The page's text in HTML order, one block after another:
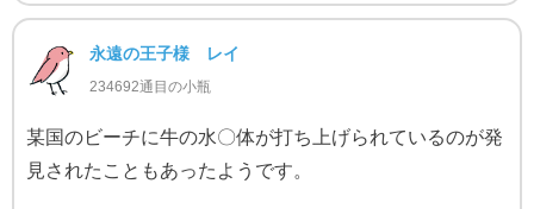
永遠の王子様 レイ
234692通目の小瓶
某国のビーチに牛の水〇体が打ち上げられているのが発
見されたこともあったようです。